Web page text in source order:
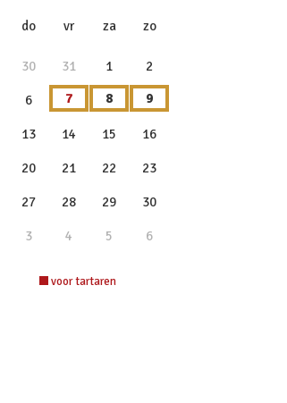
do vr za zo
30 31 1 2
6 7 8 9
13 14 15 16
20 21 22 23
27 28 29 30
3 4 5 6
voor tartaren